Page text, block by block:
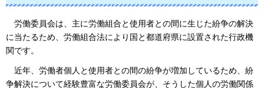
労働委員会は、主に労働組合と使用者との間に生じた紛争の解決
に当たるため、労働組合法により国と都道府県に設置された行政機
関です。
近年 、労働者個人と使用者との間の紛争が増加しているため、紛
争解決について経験豊富な労働委員会が、そうした個人の労働関係